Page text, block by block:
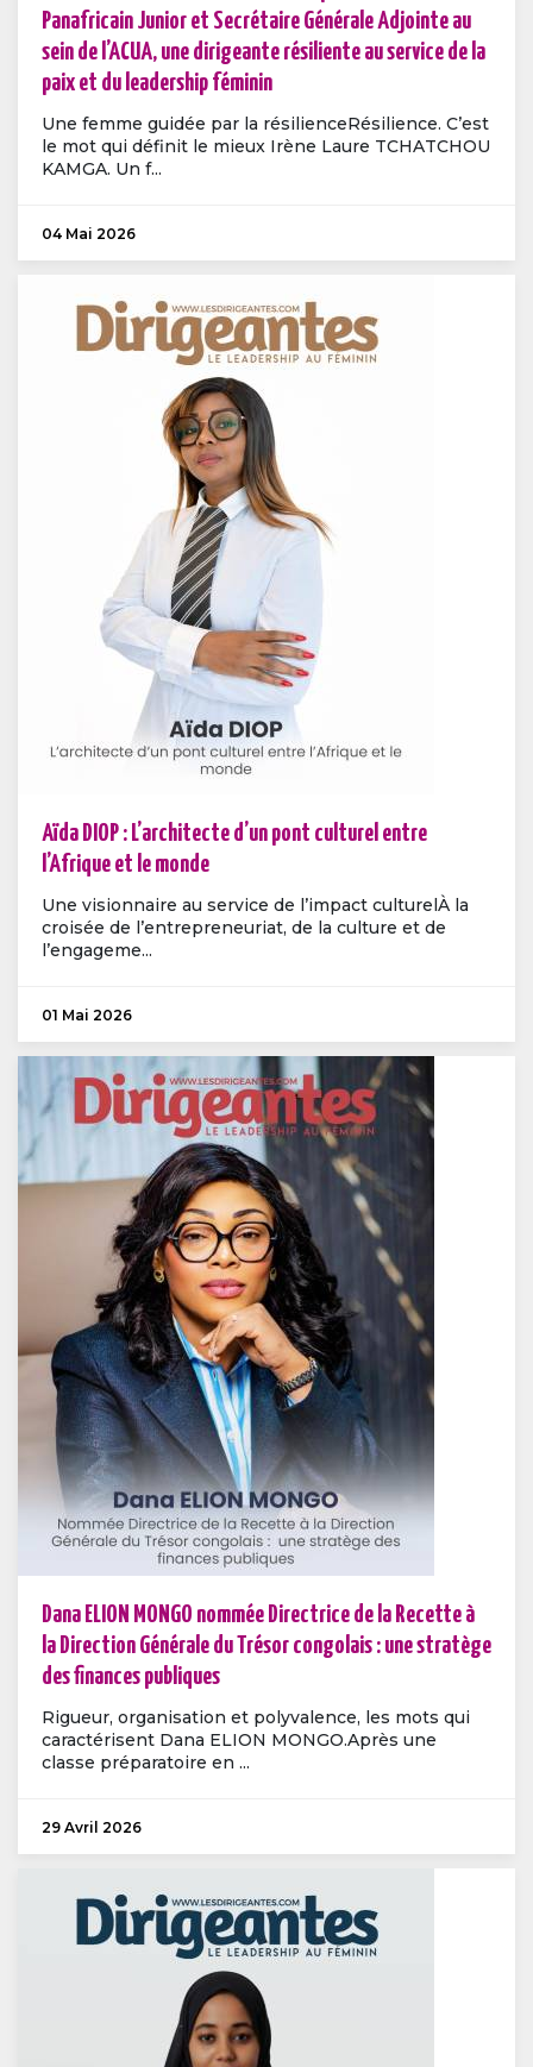
Panafricain Junior et Secrétaire Générale Adjointe au
sein de l’ACUA, une dirigeante résiliente au service de la
paix et du leadership féminin
Une femme guidée par la résilienceRésilience. C’est
le mot qui définit le mieux Irène Laure TCHATCHOU
KAMGA. Un f...
04 Mai 2026
Aïda DIOP : L’architecte d’un pont culturel entre
l’Afrique et le monde
Une visionnaire au service de l’impact culturelÀ la
croisée de l’entrepreneuriat, de la culture et de
l’engageme...
01 Mai 2026
Dana ELION MONGO nommée Directrice de la Recette à
la Direction Générale du Trésor congolais : une stratège
des finances publiques
Rigueur, organisation et polyvalence, les mots qui
caractérisent Dana ELION MONGO.Après une
classe préparatoire en ...
29 Avril 2026